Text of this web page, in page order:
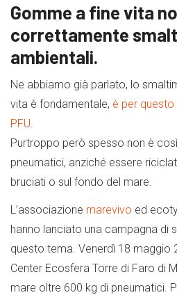
Gomme a fine vita
correttamente
ambientali.
Ne abbiamo già parlato, lo
vita è fondamentale, è per questo
PFU
Purtroppo però spesso non è
pneumatici, anziché essere
bruciati o sul fondo del mare.
L’associazione marevivo ed
hanno lanciato una campagna di
questo tema. Venerdì 18 maggio
Center Ecosfera Torre di Faro di
mare oltre 600 kg di pneumatici.